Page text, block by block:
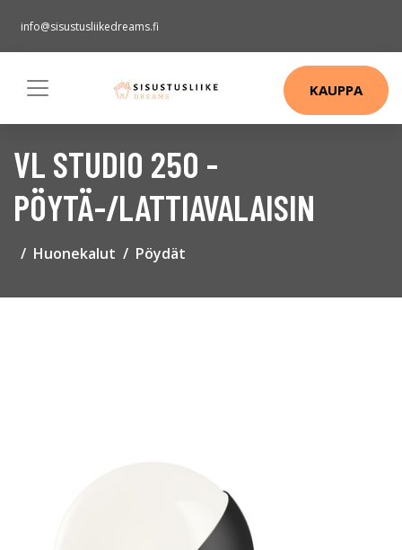
info@sisustusliikedreams.fi
KAUPPA
VL STUDIO 250 -
PÖYTÄ-/LATTIAVALAISIN
Huonekalut Pöydät